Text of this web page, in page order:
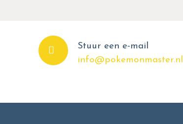
Stuur een e-mail
info@pokemonmaster.nl